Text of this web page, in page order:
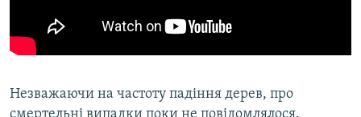
Незважаючи на частоту падіння дерев, про
смертельні випадки поки не повідомлялося.